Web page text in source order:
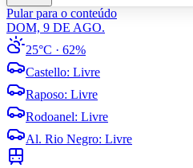
Pular para o conteúdo
DOM, 9 DE AGO.
25°C · 62%
Castello: Livre
Raposo: Livre
Rodoanel: Livre
Al. Rio Negro: Livre